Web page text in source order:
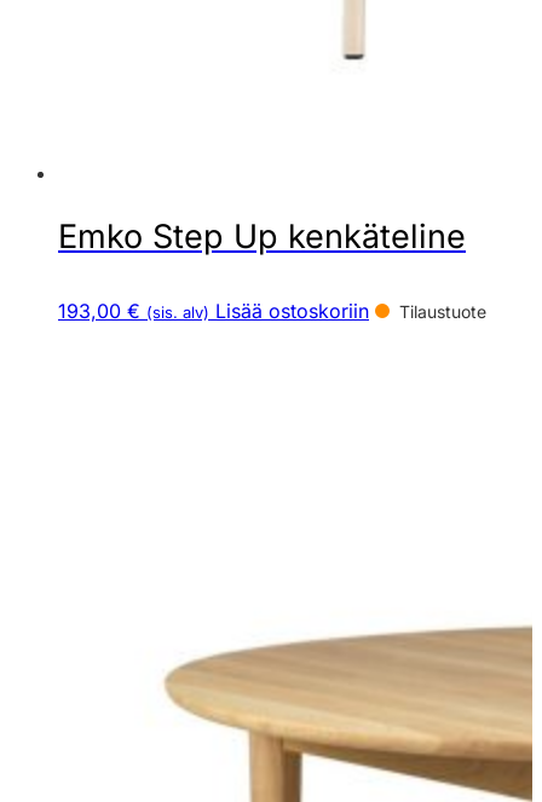
Emko Step Up kenkäteline
193,00 € (sis. alv) Lisää ostoskoriin Tilaustuote